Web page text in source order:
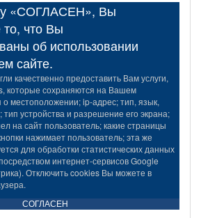
«СОГЛАСЕН», Вы
что Вы
об использовании
сайте.
качественно предоставить Вам услуги,
которые сохраняются на Вашем
местоположении; ip-адрес; тип, язык,
устройства и разрешение его экрана;
на сайт пользователь; какие страницы
нажимает пользователь; эта же
для обработки статистических данных
интернет-сервисов Google
Отключить cookies Вы можете в
СОГЛАСЕН